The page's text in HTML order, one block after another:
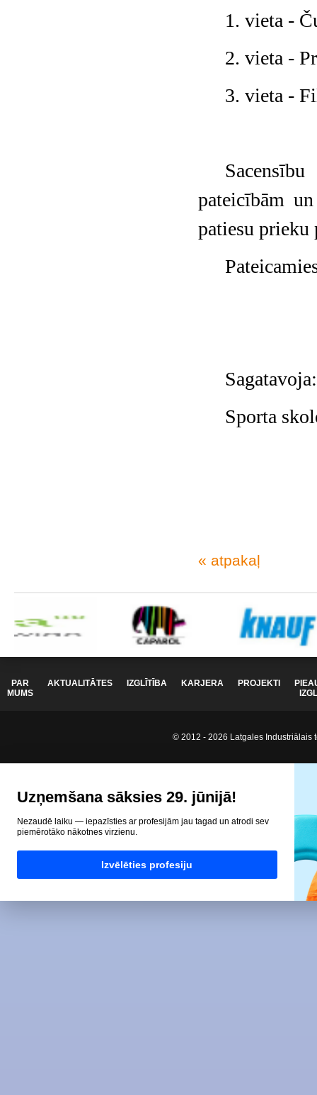
1. vieta -
2. vieta -
3. vieta -
pateicībām
patiesu prieku
Sagatavoja:
Sporta
« atpakaļ
PAR
MUMS
AKTUALITĀTES IZGLĪTĪBA KARJERA PROJEKTI
© 2012 - 2026 Latgales Industriālais
Uzņemšana sāksies 29. jūnijā!
Nezaudē laiku — iepazīsties ar profesijām jau tagad un atrodi sev
piemērotāko nākotnes virzienu.
Izvēlēties profesiju